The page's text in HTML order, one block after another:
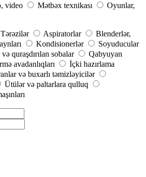
video Mətbəx texnikası
Oyunlar,
Tərəzilər Aspiratorlar
Blenderlər,
Kondisionerlər
Soyuducular
quraşdırılan sobalar
Qabyuyan
avadanlıqları
İçki hazırlama
və buxarlı təmizləyicilər
Ütülər və paltarlara qulluq